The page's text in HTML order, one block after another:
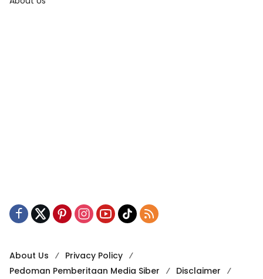
About Us
Privacy Policy
Pedoman Pemberitaan Media Siber
Disclaimer